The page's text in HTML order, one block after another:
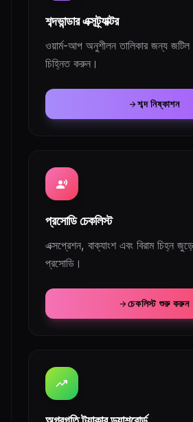
শব্দভান্ডার এক্সট্র্যাক্টর
ওয়ার্ম-আপ অনুশীলন তালিকার জন্য জটিল
চিহ্নিত করুন।
arrow_forwardশব্দ নিষ্কাশন
record_voice_over
প্রসোডি চেকলিস্ট
এক্সপ্রেশন, বাক্যাংশ এবং বিরাম চিহ্ন
প্রসোডি।
arrow_forwardচেকলিস্ট শুরু করুন
trending_up